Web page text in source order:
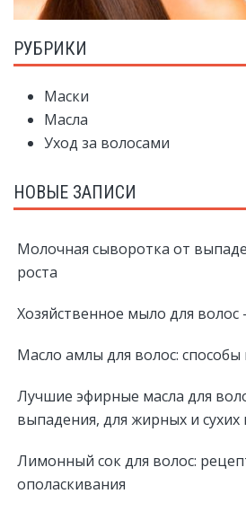
РУБРИКИ
Маски
Масла
Уход за волосами
НОВЫЕ ЗАПИСИ
Молочная сыворотка от
роста
Хозяйственное мыло для
Масло амлы для волос:
Лучшие эфирные масла для
выпадения, для жирных и сухих
Лимонный сок для волос:
ополаскивания